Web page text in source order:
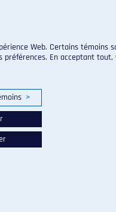
Web. Certains témoins
En acceptant
>